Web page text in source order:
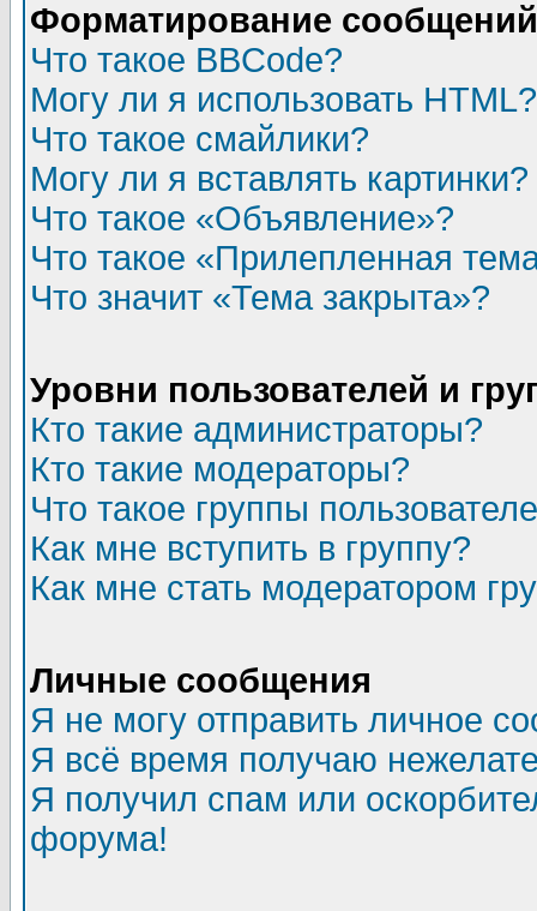
Форматирование
Что такое BBCode?
Могу ли я использовать HTML?
Что такое смайлики?
Могу ли я вставлять картинки?
Что такое «Объявление»?
Что такое «Прилепленная
Что значит «Тема закрыта»?
Уровни пользователей и
Кто такие администраторы?
Кто такие модераторы?
Что такое группы
Как мне вступить в группу?
Как мне стать модератором
Личные сообщения
Я не могу отправить личное
Я всё время получаю
Я получил спам или
форума!